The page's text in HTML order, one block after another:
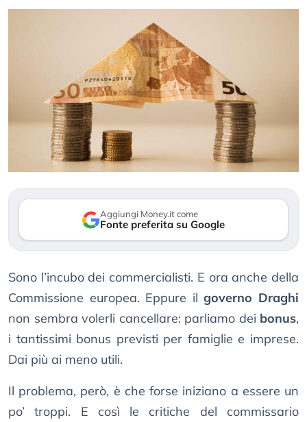
Aggiungi Money.it come
Fonte preferita su Google
Sono l’incubo dei commercialisti. E ora anche della
Commissione europea. Eppure ilgoverno Draghi
non sembra volerli cancellare: parliamo dei bonus,
i tantissimi bonus previsti per famiglie e imprese.
Dai più ai meno utili.
Il problema, però, è che forse iniziano a essere un
po’ troppi. E così le critiche del commissario